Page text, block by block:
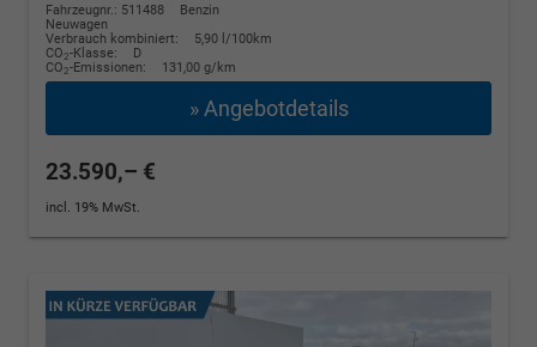
Fahrzeugnr.: 511488
Benzin
Neuwagen
Verbrauch kombiniert:
5,90 l/100km
CO2-Klasse:
D
CO2-Emissionen: 131,00 g/km
» Angebotdetails
23.590,– €
incl. 19% MwSt.